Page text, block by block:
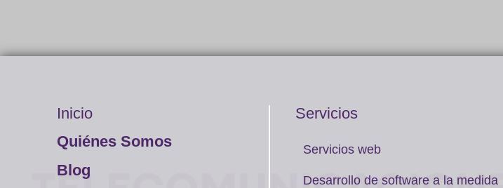
Inicio
Quiénes Somos
Blog
Servicios
Servicios web
Desarrollo de software a la medida